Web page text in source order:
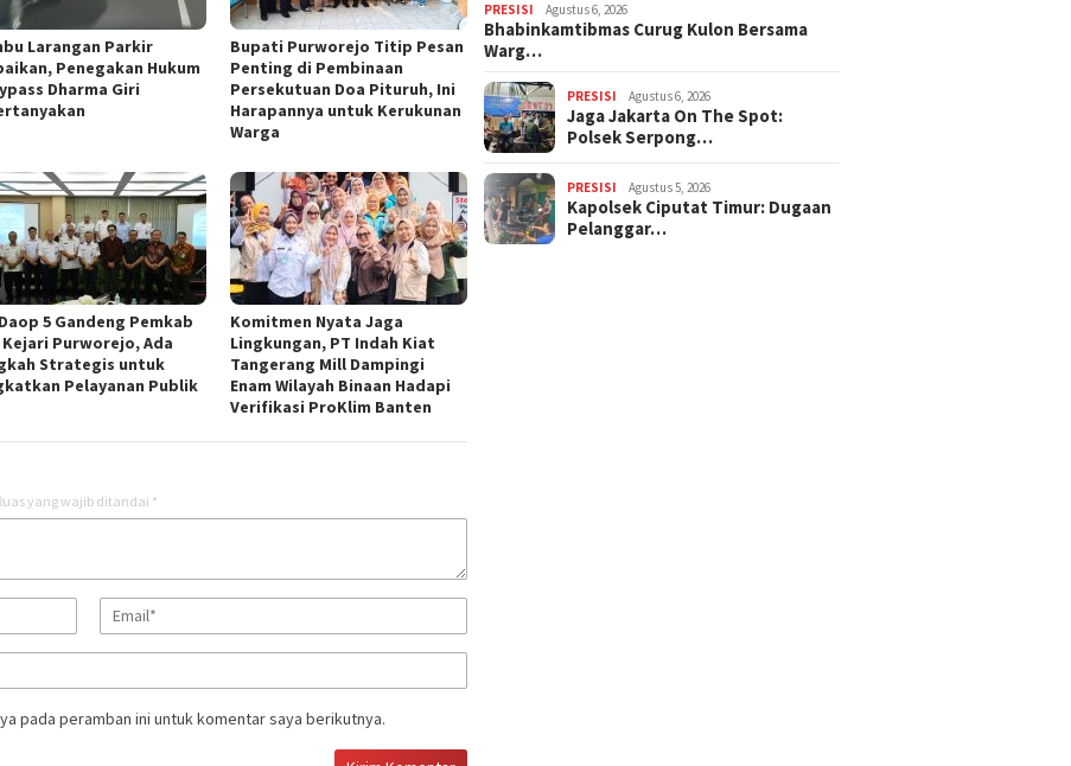
Larangan Parkir
Penegakan Hukum
Dharma Giri
Bupati Purworejo Titip Pesan
Penting di Pembinaan
Persekutuan Doa Pituruh, Ini
Harapannya untuk Kerukunan
Warga
5 Gandeng Pemkab
Kejari Purworejo, Ada
Strategis untuk
Pelayanan Publik
Komitmen Nyata Jaga
Lingkungan, PT Indah Kiat
Tangerang Mill Dampingi
Enam Wilayah Binaan Hadapi
Verifikasi ProKlim Banten
yang wajib ditandai *
pada peramban ini untuk komentar saya berikutnya.
PRESISI Agustus 6, 2026
Bhabinkamtibmas Curug Kulon Bersama
Warg…
PRESISI Agustus 6, 2026
Jaga Jakarta On The Spot:
Polsek Serpong…
PRESISI Agustus 5, 2026
Kapolsek Ciputat Timur: Dugaan
Pelanggar…